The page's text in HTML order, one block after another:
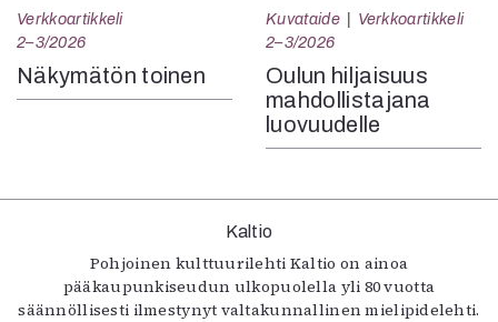
Verkkoartikkeli
2–3/2026
Näkymätön toinen
Kuvataide
Verkkoartikkeli
2–3/2026
Oulun hiljaisuus
mahdollistajana
luovuudelle
Kaltio
Pohjoinen kulttuurilehti Kaltio on ainoa
pääkaupunkiseudun ulkopuolella yli 80 vuotta
säännöllisesti ilmestynyt valtakunnallinen mielipidelehti.